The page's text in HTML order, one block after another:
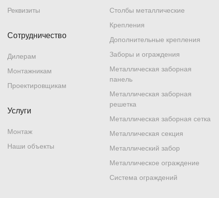
Реквизиты
Столбы металлические
Крепления
Дополнительные крепления
Заборы и ограждения
Металлическая заборная
панель
Металлическая заборная
решетка
Металлическая заборная сетка
Металлическая секция
Металлический забор
Металлическое ограждение
Система ограждений
Сотрудничество
Дилерам
Монтажникам
Проектировщикам
Услуги
Монтаж
Наши объекты